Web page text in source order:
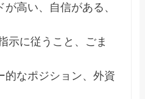
が高い、自信がある、
示に従うこと、ごま
的なポジション、外資